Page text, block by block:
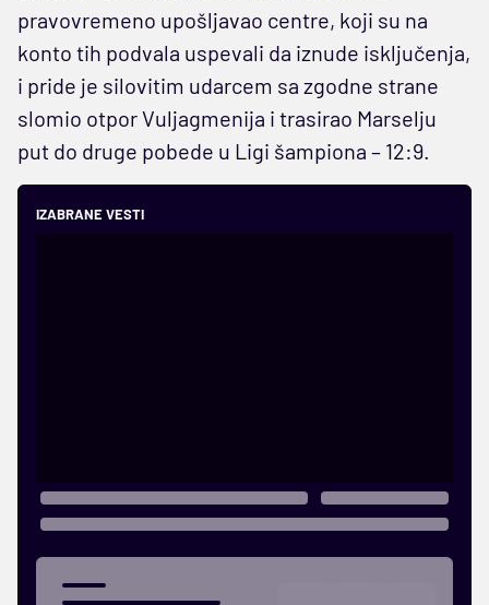
pravovremeno upošljavao centre, koji su na
konto tih podvala uspevali da iznude isključenja,
i pride je silovitim udarcem sa zgodne strane
slomio otpor Vuljagmenija i trasirao Marselju
put do druge pobede u Ligi šampiona – 12:9.
IZABRANE VESTI